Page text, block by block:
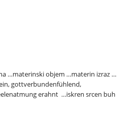
…materinski objem …materin izraz …
gottverbundenfühlend,
erahnt …iskren srcen buh